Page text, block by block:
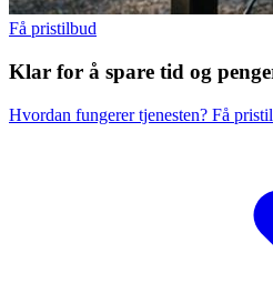
Få pristilbud
Klar for å spare tid og
Hvordan fungerer tjenesten? Få